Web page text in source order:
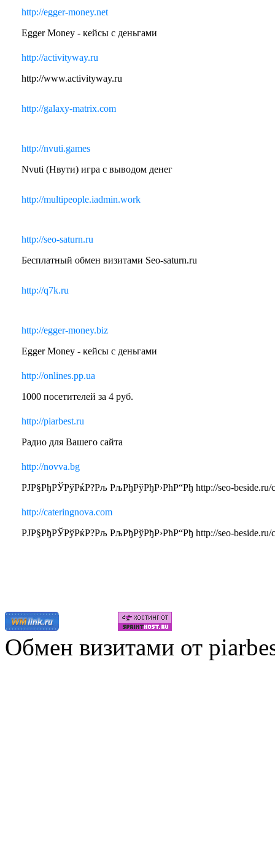
http://egger-money.net
Egger Money - кейсы с деньгами
http://activityway.ru
http://www.activityway.ru
http://galaxy-matrix.com
http://nvuti.games
Nvuti (Нвути) игра с выводом денег
http://multipeople.iadmin.work
http://seo-saturn.ru
Бесплатный обмен визитами Seo-saturn.ru
http://q7k.ru
http://egger-money.biz
Egger Money - кейсы с деньгами
http://onlines.pp.ua
1000 посетителей за 4 руб.
http://piarbest.ru
Радио для Вашего сайта
http://novva.bg
РЈР§РђРЎРўРќР?Рљ РљРђРўРђР›РћР“Рђ http://seo-beside.ru/
http://cateringnova.com
РЈР§РђРЎРўРќР?Рљ РљРђРўРђР›РћР“Рђ http://seo-beside.ru/
Обмен визитами от